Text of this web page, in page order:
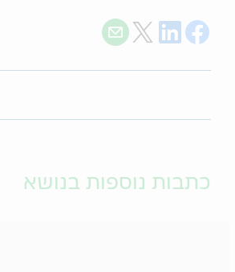
Share on Facebook
Share on LinkedIn
Share on Twitter
Share with E-mail
כתבות נוספות בנושא